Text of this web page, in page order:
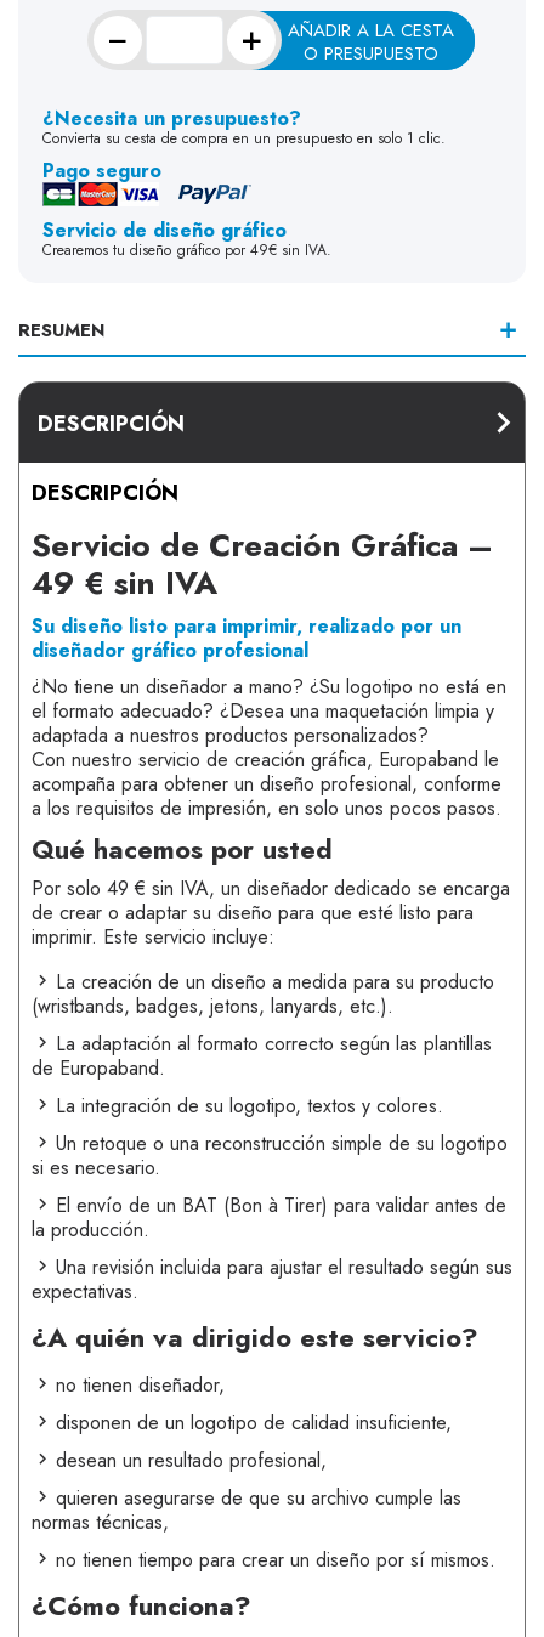
− +
AÑADIR A LA CESTA
O PRESUPUESTO
¿Necesita un presupuesto?
Convierta su cesta de compra en un presupuesto en solo 1 clic.
Pago seguro
Servicio de diseño gráfico
Crearemos tu diseño gráfico por 49€ sin IVA.
RESUMEN
DESCRIPCIÓN
DESCRIPCIÓN
Servicio de Creación Gráfica –
49 € sin IVA
Su diseño listo para imprimir, realizado por un
diseñador gráfico profesional
¿No tiene un diseñador a mano? ¿Su logotipo no está en
el formato adecuado? ¿Desea una maquetación limpia y
adaptada a nuestros productos personalizados?
Con nuestro servicio de creación gráfica, Europaband le
acompaña para obtener un diseño profesional, conforme
a los requisitos de impresión, en solo unos pocos pasos.
Qué hacemos por usted
Por solo 49 € sin IVA, un diseñador dedicado se encarga
de crear o adaptar su diseño para que esté listo para
imprimir. Este servicio incluye:
La creación de un diseño a medida para su producto
(wristbands, badges, jetons, lanyards, etc.).
La adaptación al formato correcto según las plantillas
de Europaband.
La integración de su logotipo, textos y colores.
Un retoque o una reconstrucción simple de su logotipo
si es necesario.
El envío de un BAT (Bon à Tirer) para validar antes de
la producción.
Una revisión incluida para ajustar el resultado según sus
expectativas.
¿A quién va dirigido este servicio?
no tienen diseñador,
disponen de un logotipo de calidad insuficiente,
desean un resultado profesional,
quieren asegurarse de que su archivo cumple las
normas técnicas,
no tienen tiempo para crear un diseño por sí mismos.
¿Cómo funciona?